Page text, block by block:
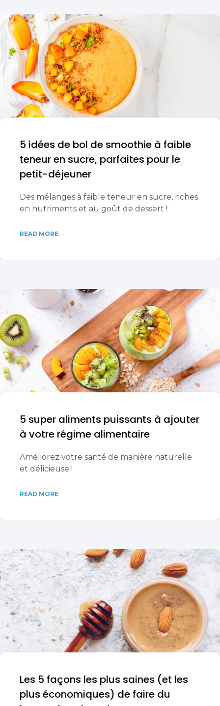
5 idées de bol de smoothie à faible
teneur en sucre, parfaites pour le
petit-déjeuner
Des mélanges à faible teneur en sucre, riches
en nutriments et au goût de dessert !
READ MORE
5 super aliments puissants à ajouter
à votre régime alimentaire
Améliorez votre santé de manière naturelle
et délicieuse !
READ MORE
Les 5 façons les plus saines (et les
plus économiques) de faire du